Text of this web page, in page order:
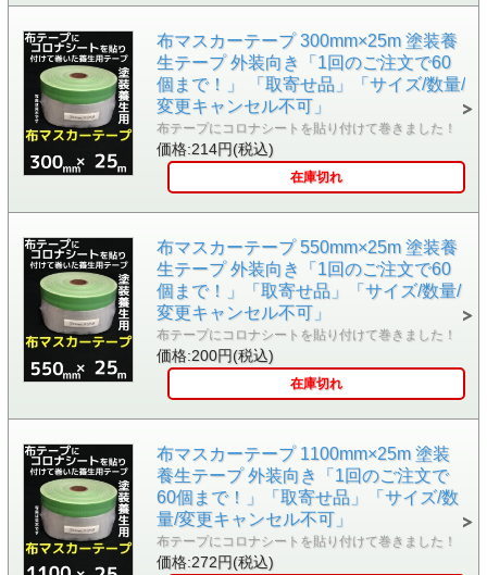
布マスカーテープ 300mm×25m 塗装養
生テープ 外装向き「1回のご注文で60
個まで！」 「取寄せ品」「サイズ/数量/
変更キャンセル不可」
布テープにコロナシートを貼り付けて巻きました！
価格:214円(税込)
在庫切れ
布マスカーテープ 550mm×25m 塗装養
生テープ 外装向き「1回のご注文で60
個まで！」「取寄せ品」「サイズ/数量/
変更キャンセル不可」
布テープにコロナシートを貼り付けて巻きました！
価格:200円(税込)
在庫切れ
布マスカーテープ 1100mm×25m 塗装
養生テープ 外装向き「1回のご注文で
60個まで！」「取寄せ品」「サイズ/数
量/変更キャンセル不可」
布テープにコロナシートを貼り付けて巻きました！
価格:272円(税込)